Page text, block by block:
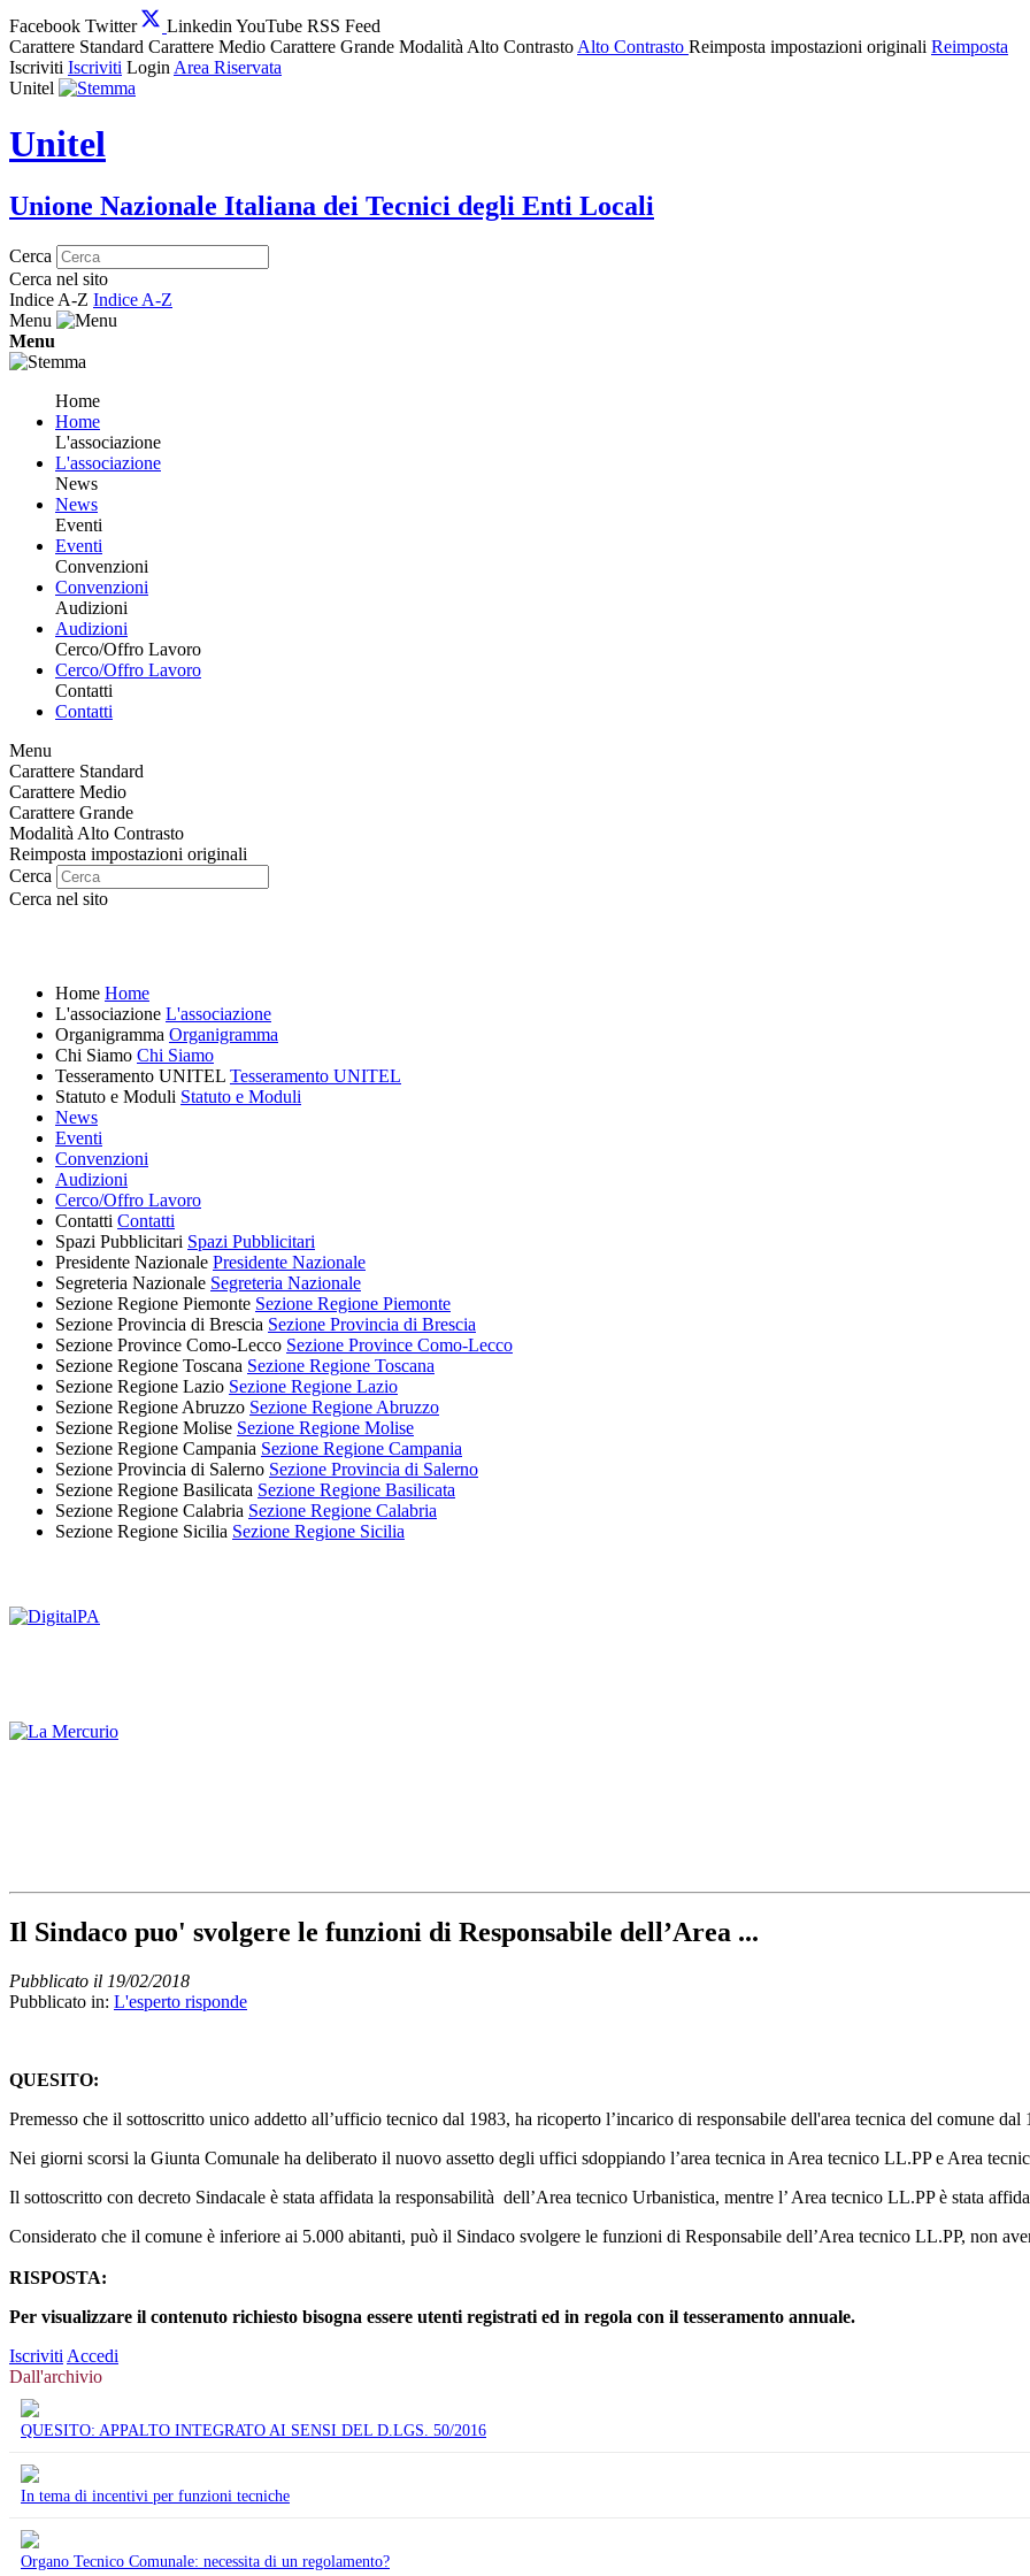
Facebook Twitter Linkedin YouTube RSS Feed
Carattere Standard Carattere Medio Carattere Grande Modalità Alto Contrasto Alto Contrasto Reimposta impostazioni originali Reimposta
Iscriviti Iscriviti Login Area Riservata
Unitel
Unitel
Unione Nazionale Italiana dei Tecnici degli Enti Locali
Cerca
Cerca nel sito
Indice A-Z Indice A-Z
Menu
Menu
Home
Home
L'associazione
L'associazione
News
News
Eventi
Eventi
Convenzioni
Convenzioni
Audizioni
Audizioni
Cerco/Offro Lavoro
Cerco/Offro Lavoro
Contatti
Contatti
Menu
Carattere Standard
Carattere Medio
Carattere Grande
Modalità Alto Contrasto
Reimposta impostazioni originali
Cerca
Cerca nel sito
Home Home
L'associazione L'associazione
Organigramma Organigramma
Chi Siamo Chi Siamo
Tesseramento UNITEL Tesseramento UNITEL
Statuto e Moduli Statuto e Moduli
News
Eventi
Convenzioni
Audizioni
Cerco/Offro Lavoro
Contatti Contatti
Spazi Pubblicitari Spazi Pubblicitari
Presidente Nazionale Presidente Nazionale
Segreteria Nazionale Segreteria Nazionale
Sezione Regione Piemonte Sezione Regione Piemonte
Sezione Provincia di Brescia Sezione Provincia di Brescia
Sezione Province Como-Lecco Sezione Province Como-Lecco
Sezione Regione Toscana Sezione Regione Toscana
Sezione Regione Lazio Sezione Regione Lazio
Sezione Regione Abruzzo Sezione Regione Abruzzo
Sezione Regione Molise Sezione Regione Molise
Sezione Regione Campania Sezione Regione Campania
Sezione Provincia di Salerno Sezione Provincia di Salerno
Sezione Regione Basilicata Sezione Regione Basilicata
Sezione Regione Calabria Sezione Regione Calabria
Sezione Regione Sicilia Sezione Regione Sicilia
Il Sindaco puo' svolgere le funzioni di Responsabile dell’Area ...
Pubblicato il 19/02/2018
Pubblicato in: L'esperto risponde
QUESITO:
Premesso che il sottoscritto unico addetto all’ufficio tecnico dal 1983, ha ricoperto l’incarico di responsabile dell'area tecnica del comune dal
Nei giorni scorsi la Giunta Comunale ha deliberato il nuovo assetto degli uffici sdoppiando l’area tecnica in Area tecnico LL.PP e Area
Il sottoscritto con decreto Sindacale è stata affidata la responsabilità dell’Area tecnico Urbanistica, mentre l’ Area tecnico LL.PP è stata
Considerato che il comune è inferiore ai 5.000 abitanti, può il Sindaco svolgere le funzioni di Responsabile dell’Area tecnico LL.PP, non
RISPOSTA:
Per visualizzare il contenuto richiesto bisogna essere utenti registrati ed in regola con il tesseramento annuale.
Iscriviti Accedi
Dall'archivio
QUESITO: APPALTO INTEGRATO AI SENSI DEL D.LGS. 50/2016
In tema di incentivi per funzioni tecniche
Organo Tecnico Comunale: necessita di un regolamento?